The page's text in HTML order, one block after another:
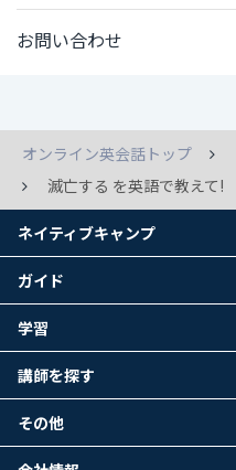
お問い合わせ
オンライン英会話トップ
滅亡する を英語で教えて!
ネイティブキャンプ
ガイド
学習
講師を探す
その他